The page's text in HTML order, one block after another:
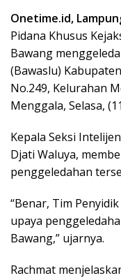
Onetime.id,
Pidana Khusus
Bawang
(Bawaslu)
No.249, Kelurahan
Menggala, Selasa,
Kepala Seksi
Djati Waluya,
penggeledahan
“Benar, Tim
upaya
Bawang,” ujarnya.
Rachmat